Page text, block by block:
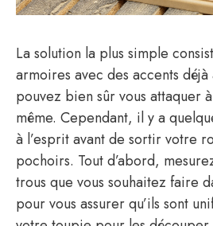
La solution la plus simple
armoires avec des accents déjà
pouvez bien sûr vous attaquer
même. Cependant, il y a
à l’esprit avant de sortir votre
pochoirs. Tout d’abord,
trous que vous souhaitez faire
pour vous assurer qu’ils sont